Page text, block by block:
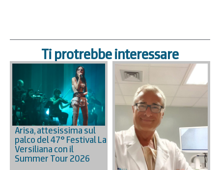
Ti protrebbe interessare
Arisa, attesissima sul
palco del 47° Festival La
Versiliana con il
Summer Tour 2026